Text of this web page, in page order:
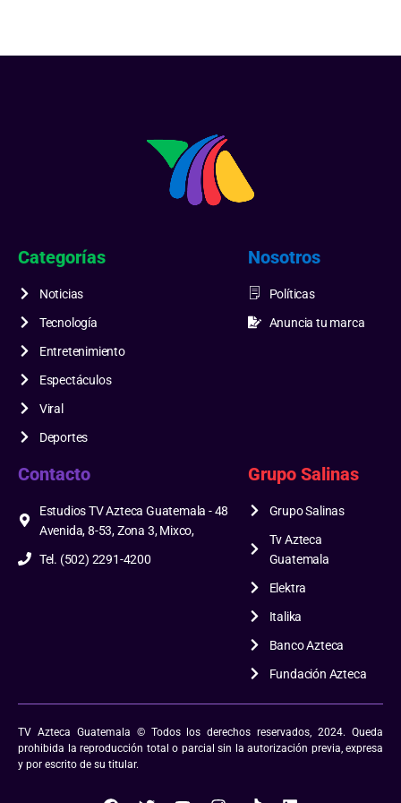
Categorías
Noticias
Tecnología
Entretenimiento
Espectáculos
Viral
Deportes
Nosotros
Políticas
Anuncia tu marca
Contacto
Estudios TV Azteca Guatemala - 48
Avenida, 8-53, Zona 3, Mixco,
Tel. (502) 2291-4200
Grupo Salinas
Grupo Salinas
Tv Azteca
Guatemala
Elektra
Italika
Banco Azteca
Fundación Azteca
TV Azteca Guatemala © Todos los derechos reservados, 2024. Queda
prohibida la reproducción total o parcial sin la autorización previa, expresa
y por escrito de su titular.